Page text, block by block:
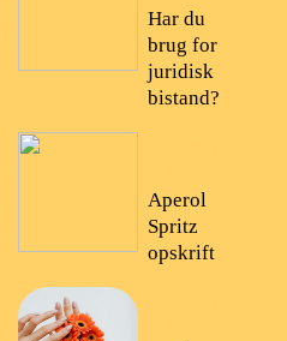
Har du
brug for
juridisk
bistand?
Aperol
Spritz
opskrift